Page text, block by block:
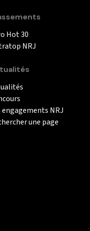
Hot 30
NRJ
engagements NRJ
une page